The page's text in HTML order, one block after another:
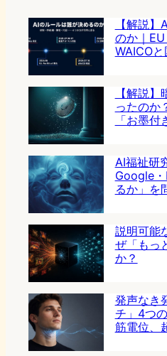
【解説
のか｜
WAICO
【解説
ったのか
「お墨付
AI福祉研
Google
るか」を
説明可能
ぜ「もっ
か？
発声なき
チ」4つ
筋電位、